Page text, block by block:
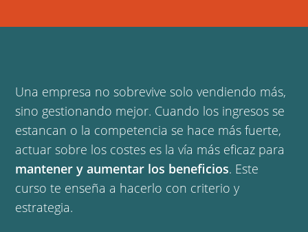
Una empresa no sobrevive solo vendiendo más,
sino gestionando mejor. Cuando los ingresos se
estancan o la competencia se hace más fuerte,
actuar sobre los costes es la vía más eficaz para
mantener y aumentar los beneficios. Este
curso te enseña a hacerlo con criterio y
estrategia.